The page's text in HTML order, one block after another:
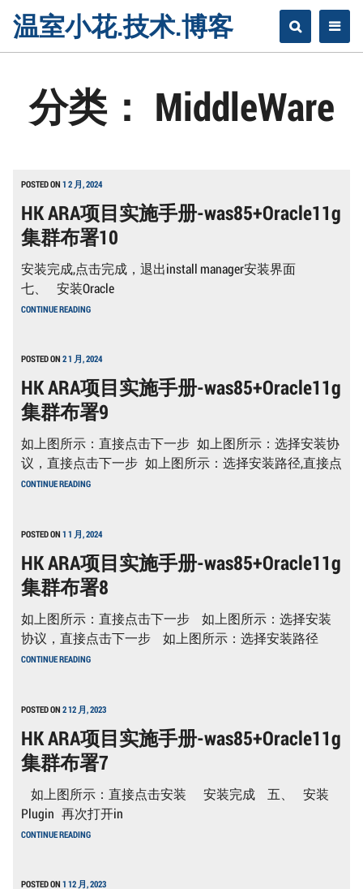
温室小花.技术.博客
分类： MiddleWare
POSTED ON 1 2 月, 2024
HK ARA项目实施手册-was85+Oracle11g
集群布署10
安装完成,点击完成，退出install manager安装界面
七、 安装Oracle
CONTINUE READING
ARA
实
手
册-
WAS85+ORACLE11G
集
布
署
10
POSTED ON 2 1 月, 2024
HK ARA项目实施手册-was85+Oracle11g
集群布署9
如上图所示：直接点击下一步 如上图所示：选择安装协
议，直接点击下一步 如上图所示：选择安装路径,直接点
CONTINUE READINGHK
ARA
实
手
册-
WAS85+ORACLE11G
集
布
署
9
POSTED ON 1 1 月, 2024
HK ARA项目实施手册-was85+Oracle11g
集群布署8
如上图所示：直接点击下一步 如上图所示：选择安装
协议，直接点击下一步 如上图所示：选择安装路径
CONTINUE READING
ARA
实
手
册-
WAS85+ORACLE11G
集
布
署
8
POSTED ON 2 12 月, 2023
HK ARA项目实施手册-was85+Oracle11g
集群布署7
如上图所示：直接点击安装 安装完成 五、 安装
Plugin 再次打开in
CONTINUE READING
ARA
实
POSTED ON 1 12 月, 2023